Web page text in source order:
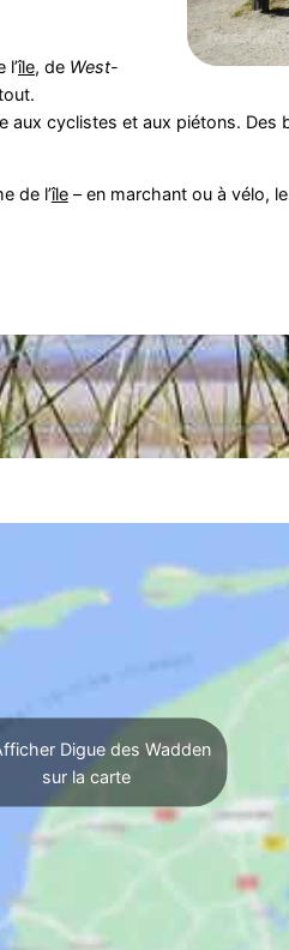
l’île, de West-
cyclistes et aux piétons. Des
de l’île– en marchant ou à vélo,
Digue des Wadden
sur la carte